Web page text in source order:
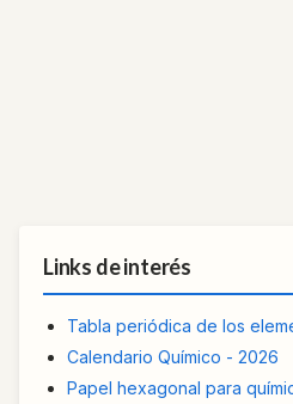
Links de interés
Tabla periódica de los
Calendario Químico - 2026
Papel hexagonal para